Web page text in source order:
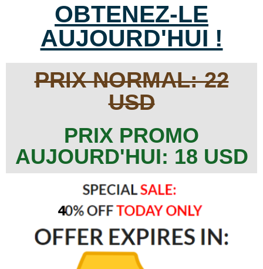
OBTENEZ-LE
AUJOURD'HUI !
PRIX NORMAL: 22
USD
PRIX PROMO
AUJOURD'HUI: 18 USD